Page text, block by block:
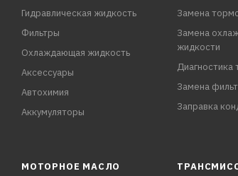
Гидравлическая жидкость
Фильтры
Охлаждающая жидкость
Аксессуары
Автохимия
Аккумуляторы
Замена
Замена
жидкости
Диагностика
Замена
Заправка
МОТОРНОЕ МАСЛО